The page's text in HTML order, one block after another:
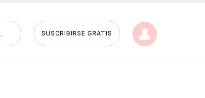
SUSCRIBIRSE GRATIS